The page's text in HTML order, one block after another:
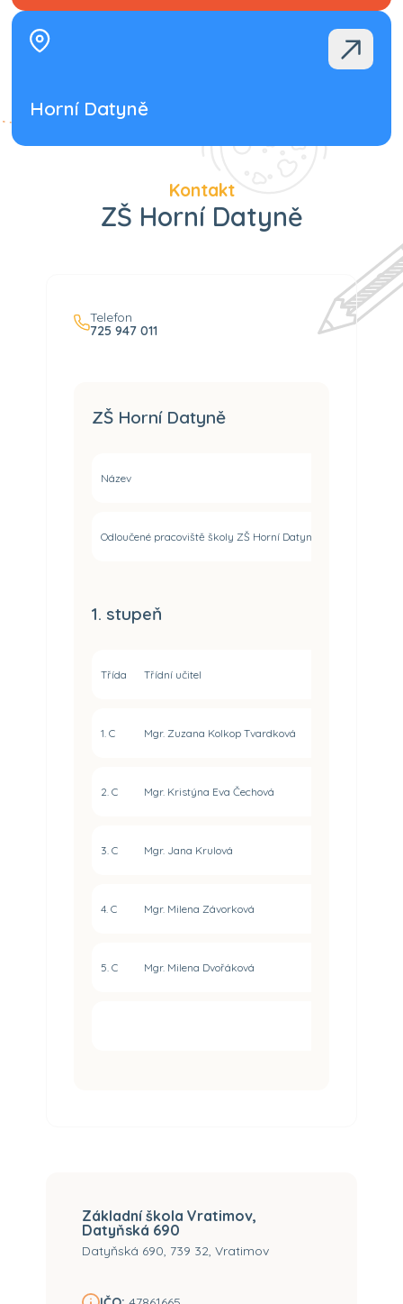
Horní Datyně
Kontakt
ZŠ Horní Datyně
Telefon
725 947 011
ZŠ Horní Datyně
Název
Odloučené pracoviště školy ZŠ Horní Datyně - Vratimovská
1. stupeň
Třída Třídní učitel
1. C Mgr. Zuzana Kolkop Tvardková
2. C Mgr. Kristýna Eva Čechová
3. C Mgr. Jana Krulová
4. C Mgr. Milena Závorková
5. C Mgr. Milena Dvořáková
Základní škola Vratimov,
Datyňská 690
Datyňská 690, 739 32, Vratimov